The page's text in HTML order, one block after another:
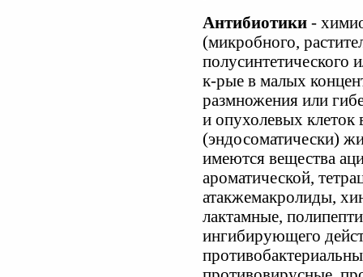
Антибиотики -
(микробного,
полусинтетического
к-рые в малых
размножения или
и опухолевых клеток
(эндосоматически)
имеются вещества
ароматической,
атакжемакролиды,
лактамные,
ингибирующего